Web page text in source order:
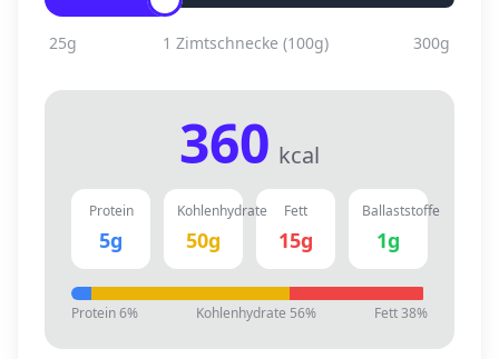
25g 1 Zimtschnecke (100g) 300g
360 kcal
Protein
5g
Kohlenhydrate
50g
Fett
15g
Ballaststoffe
1g
Protein6% Kohlenhydrate 56% Fett38%